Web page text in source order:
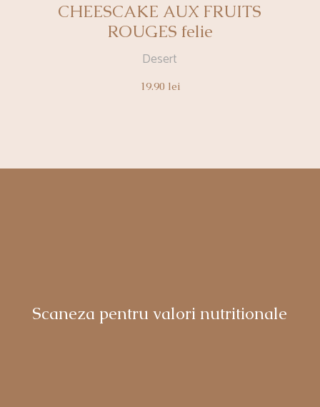
CHEESCAKE AUX FRUITS
ROUGES felie
Desert
19.90 lei
Scaneza pentru valori nutritionale